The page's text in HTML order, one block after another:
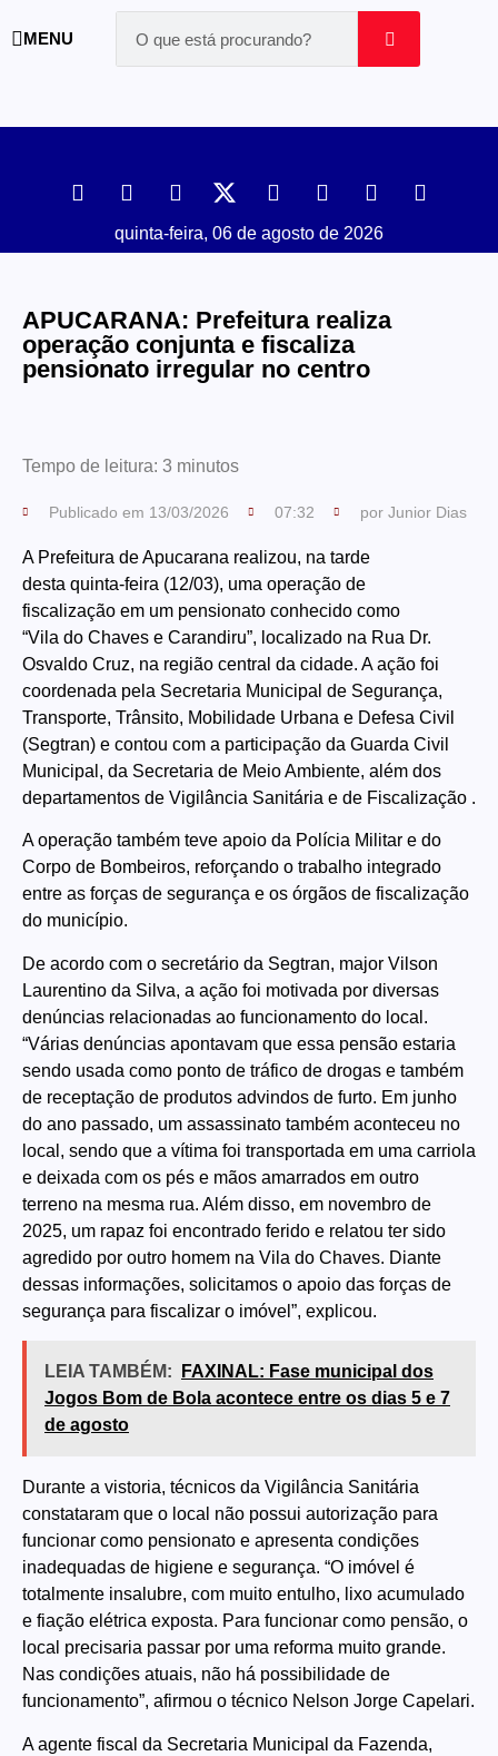
MENU
quinta-feira, 06 de agosto de 2026
APUCARANA: Prefeitura realiza
operação conjunta e fiscaliza
pensionato irregular no centro
Tempo de leitura: 3 minutos
Publicado em 13/03/2026 07:32 por Junior Dias
A Prefeitura de Apucarana realizou, na tarde
desta quinta-feira (12/03), uma operação de
fiscalização em um pensionato conhecido como
“Vila do Chaves e Carandiru”, localizado na Rua Dr.
Osvaldo Cruz, na região central da cidade. A ação foi
coordenada pela Secretaria Municipal de Segurança,
Transporte, Trânsito, Mobilidade Urbana e Defesa Civil
(Segtran) e contou com a participação da Guarda Civil
Municipal, da Secretaria de Meio Ambiente, além dos
departamentos de Vigilância Sanitária e de Fiscalização .
A operação também teve apoio da Polícia Militar e do
Corpo de Bombeiros, reforçando o trabalho integrado
entre as forças de segurança e os órgãos de fiscalização
do município.
De acordo com o secretário da Segtran, major Vilson
Laurentino da Silva, a ação foi motivada por diversas
denúncias relacionadas ao funcionamento do local.
“Várias denúncias apontavam que essa pensão estaria
sendo usada como ponto de tráfico de drogas e também
de receptação de produtos advindos de furto. Em junho
do ano passado, um assassinato também aconteceu no
local, sendo que a vítima foi transportada em uma carriola
e deixada com os pés e mãos amarrados em outro
terreno na mesma rua. Além disso, em novembro de
2025, um rapaz foi encontrado ferido e relatou ter sido
agredido por outro homem na Vila do Chaves. Diante
dessas informações, solicitamos o apoio das forças de
segurança para fiscalizar o imóvel”, explicou.
LEIA TAMBÉM:
FAXINAL: Fase municipal dos
Jogos Bom de Bola acontece entre os dias 5 e 7
de agosto
Durante a vistoria, técnicos da Vigilância Sanitária
constataram que o local não possui autorização para
funcionar como pensionato e apresenta condições
inadequadas de higiene e segurança. “O imóvel é
totalmente insalubre, com muito entulho, lixo acumulado
e fiação elétrica exposta. Para funcionar como pensão, o
local precisaria passar por uma reforma muito grande.
Nas condições atuais, não há possibilidade de
funcionamento”, afirmou o técnico Nelson Jorge Capelari.
A agente fiscal da Secretaria Municipal da Fazenda,